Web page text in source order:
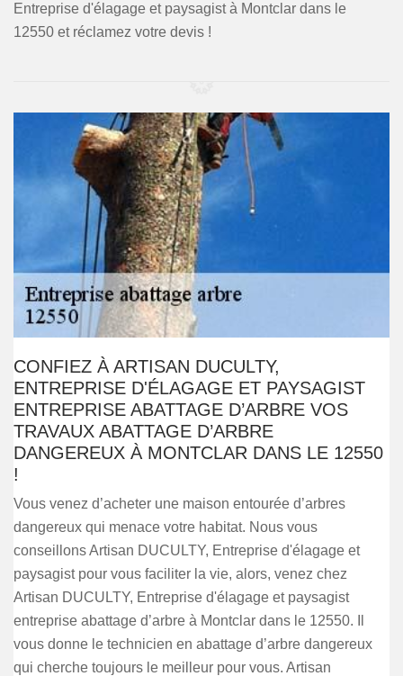
Entreprise d'élagage et paysagist à Montclar dans le
12550 et réclamez votre devis !
CONFIEZ À ARTISAN DUCULTY,
ENTREPRISE D'ÉLAGAGE ET PAYSAGIST
ENTREPRISE ABATTAGE D’ARBRE VOS
TRAVAUX ABATTAGE D’ARBRE
DANGEREUX À MONTCLAR DANS LE 12550
!
Vous venez d’acheter une maison entourée d’arbres
dangereux qui menace votre habitat. Nous vous
conseillons Artisan DUCULTY, Entreprise d'élagage et
paysagist pour vous faciliter la vie, alors, venez chez
Artisan DUCULTY, Entreprise d'élagage et paysagist
entreprise abattage d’arbre à Montclar dans le 12550. Il
vous donne le technicien en abattage d’arbre dangereux
qui cherche toujours le meilleur pour vous. Artisan